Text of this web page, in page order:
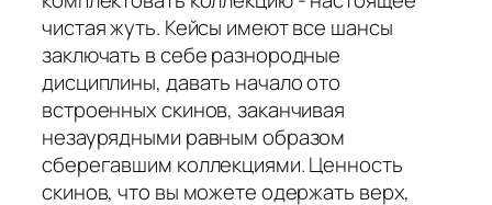
чистая жуть. Кейсы имеют все шансы
заключать в себе разнородные
дисциплины, давать начало ото
встроенных скинов, заканчивая
незаурядными равным образом
сберегавшим коллекциями. Ценность
скинов, что вы можете одержать верх,